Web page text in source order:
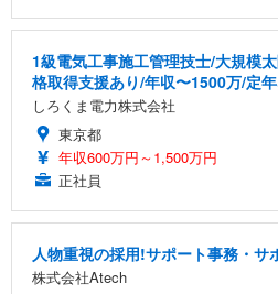
1級電気工事施工管理技士/大規模
格取得支援あり/年収〜1500万/定
しろくま電力株式会社
東京都
年収600万円～1,500万円
正社員
人物重視の採用!サポート事務・サ
株式会社Atech